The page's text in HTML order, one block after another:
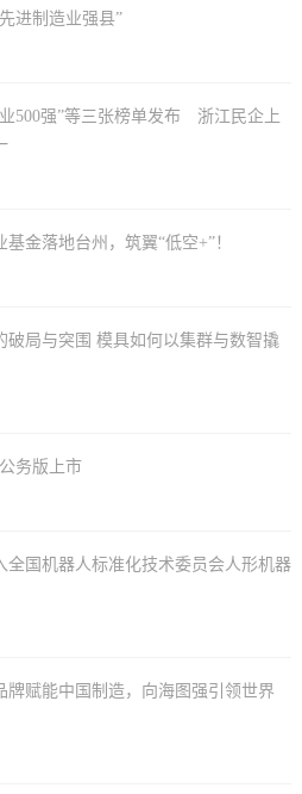
进制造业强县”
500强”等三张榜单发布 浙江民企上
金落地台州，筑翼“低空+”！
破局与突围 模具如何以集群与数智撬
务版上市
全国机器人标准化技术委员会人形机器
牌赋能中国制造，向海图强引领世界